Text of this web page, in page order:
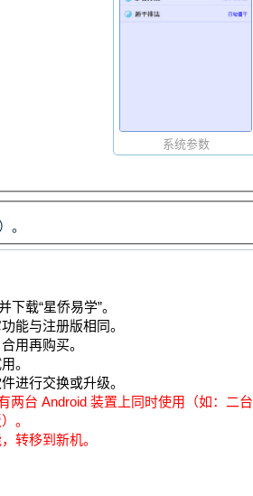
系统参数
。
载“星侨易学”。
能与注册版相同。
用再购买。
。
进行交换或升级。
两台 Android 装置上同时使用（如：二台
。
转移到新机。